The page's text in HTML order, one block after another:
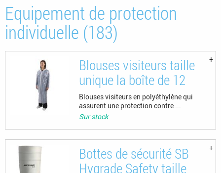
Equipement de protection
individuelle (183)
Blouses visiteurs taille
unique la boîte de 12
Blouses visiteurs en polyéthylène qui
assurent une protection contre ...
Sur stock
Bottes de sécurité SB
Hygrade Safety taille